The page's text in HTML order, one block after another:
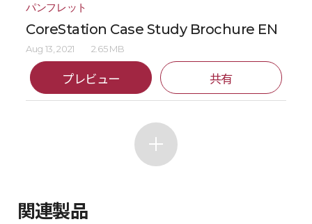
パンフレット
CoreStation Case Study Brochure EN
Aug 13, 2021 2.65 MB
プレビュー 共有
関連製品